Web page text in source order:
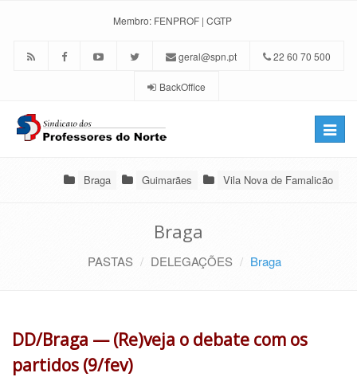
Membro: FENPROF | CGTP
geral@spn.pt 22 60 70 500
BackOffice
Toggle
Braga Guimarães Vila Nova de Famalicão
Braga
PASTAS DELEGAÇÕES Braga
DD/Braga — (Re)veja o debate com os
partidos (9/fev)